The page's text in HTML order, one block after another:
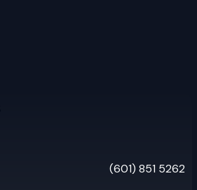
(601) 851 5262